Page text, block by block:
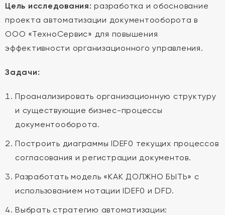
Цель исследования: разработка и обоснование
проекта автоматизации документооборота в
ООО «ТехноСервис» для повышения
эффективности организационного управления.
Задачи:
Проанализировать организационную структуру
и существующие бизнес-процессы
документооборота.
Построить диаграммы IDEF0 текущих процессов
согласования и регистрации документов.
Разработать модель «КАК ДОЛЖНО БЫТЬ» с
использованием нотации IDEF0 и DFD.
Выбрать стратегию автоматизации: